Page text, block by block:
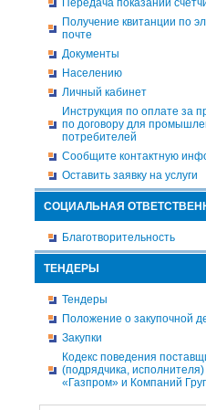
Передача показаний
Получение квитанции по
почте
Документы
Населению
Личный кабинет
Инструкция по оплате за
по договору для
потребителей
Сообщите контактную
Оставить заявку на услуги
СОЦИАЛЬНАЯ
Благотворительность
ТЕНДЕРЫ
Тендеры
Положение о закупочной
Закупки
Кодекс поведения
(подрядчика,
«Газпром» и Компаний